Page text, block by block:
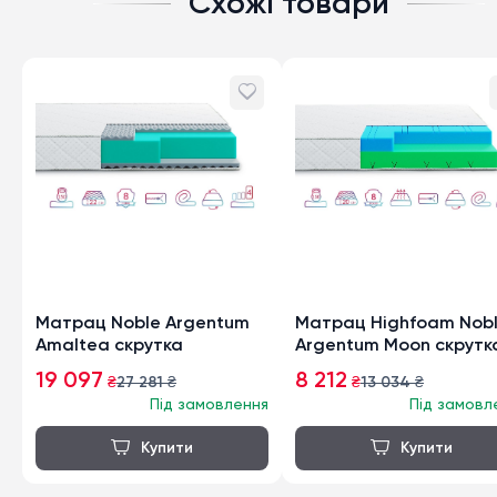
Матрац Noble Argentum
Amaltea скрутка
19 097 ₴27 281₴
Під замовлення
Матрац Highfoam
Argentum Moon
8 212 ₴13 034₴
Під